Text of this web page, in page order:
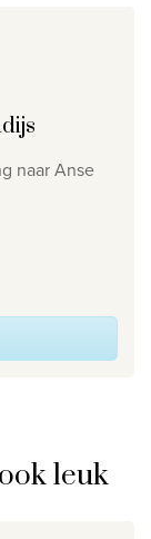
naar Anse
leuk